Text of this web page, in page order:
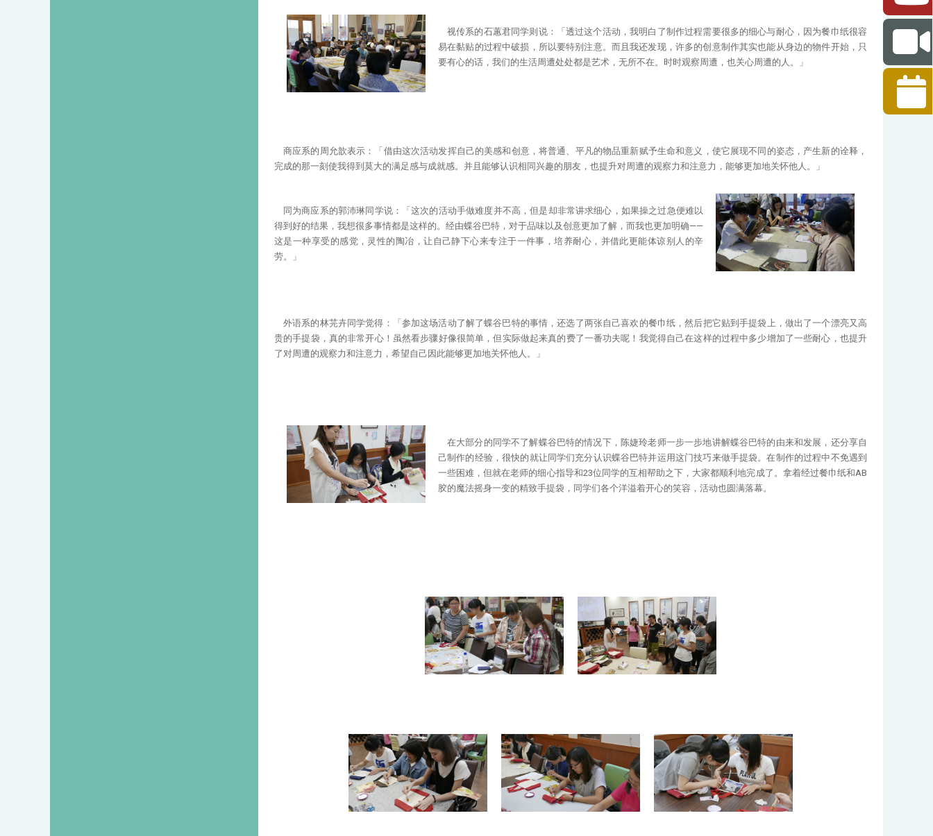
视传系的石蕙君同学则说：「透过这个活动，我明白了制作过程需要很多的细心与耐心，因为餐巾纸很容
易在黏贴的过程中破损，所以要特别注意。而且我还发现，许多的创意制作其实也能从身边的物件开始，只
要有心的话，我们的生活周遭处处都是艺术，无所不在。时时观察周遭，也关心周遭的人。」
商应系的周允歆表示：「借由这次活动发挥自己的美感和创意，将普通、平凡的物品重新赋予生命和意义，使它展现不同的姿态，产生新的诠释，
完成的那一刻使我得到莫大的满足感与成就感。并且能够认识相同兴趣的朋友，也提升对周遭的观察力和注意力，能够更加地关怀他人。」
同为商应系的郭沛琳同学说：「这次的活动手做难度并不高，但是却非常讲求细心，如果操之过急便难以
得到好的结果，我想很多事情都是这样的。经由蝶谷巴特，对于品味以及创意更加了解，而我也更加明确——
这是一种享受的感觉，灵性的陶冶，让自己静下心来专注于一件事，培养耐心，并借此更能体谅别人的辛
劳。」
外语系的林芫卉同学觉得：「参加这场活动了解了蝶谷巴特的事情，还选了两张自己喜欢的餐巾纸，然后把它贴到手提袋上，做出了一个漂亮又高
贵的手提袋，真的非常开心！虽然看步骤好像很简单，但实际做起来真的费了一番功夫呢！我觉得自己在这样的过程中多少增加了一些耐心，也提升
了对周遭的观察力和注意力，希望自己因此能够更加地关怀他人。」
在大部分的同学不了解蝶谷巴特的情况下，陈婕玲老师一步一步地讲解蝶谷巴特的由来和发展，还分享自
己制作的经验，很快的就让同学们充分认识蝶谷巴特并运用这门技巧来做手提袋。在制作的过程中不免遇到
一些困难，但就在老师的细心指导和23位同学的互相帮助之下，大家都顺利地完成了。拿着经过餐巾纸和AB
胶的魔法摇身一变的精致手提袋，同学们各个洋溢着开心的笑容，活动也圆满落幕。